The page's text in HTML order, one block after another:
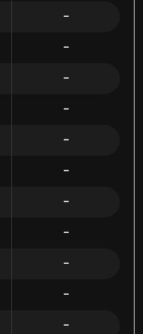
-
-
-
-
-
-
-
-
-
-
-